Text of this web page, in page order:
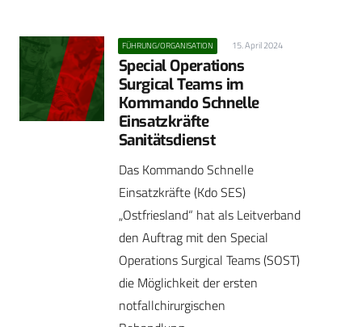
FÜHRUNG/ORGANISATION 15. April 2024
Special Operations
Surgical Teams im
Kommando Schnelle
Einsatzkräfte
Sanitätsdienst
Das Kommando Schnelle
Einsatzkräfte (Kdo SES)
„Ostfriesland“ hat als Leitverband
den Auftrag mit den Special
Operations Surgical Teams (SOST)
die Möglichkeit der ersten
notfallchirurgischen